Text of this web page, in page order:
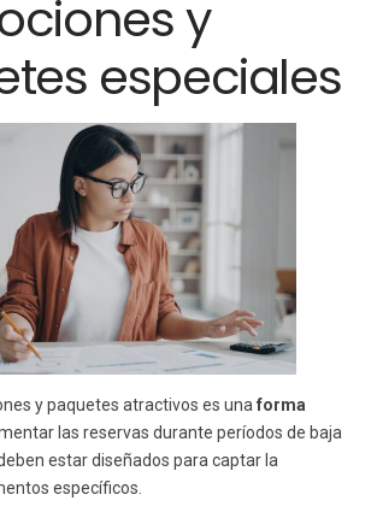
y
especiales
y paquetes atractivos es unaforma
las reservas durante períodos de baja
estar diseñados para captar la
específicos.